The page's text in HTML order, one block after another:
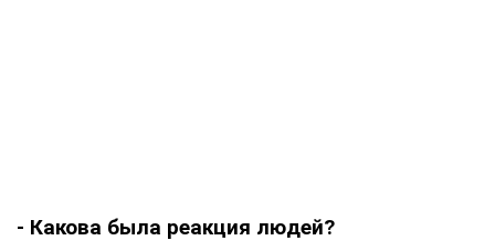
- Какова была реакция людей?